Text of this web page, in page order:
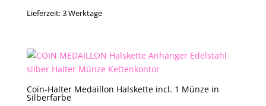
Lieferzeit:3 Werktage
Coin-Halter Medaillon Halskette incl. 1 Münze in
Silberfarbe